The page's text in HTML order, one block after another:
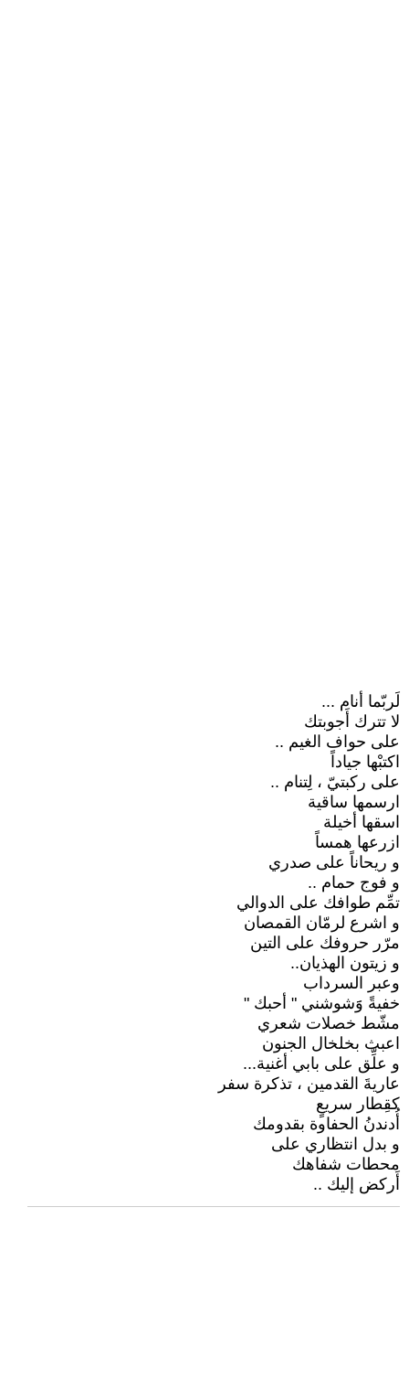
لَربّما أنام ...
لا تترك أَجوبتك
على حواف الغيم ..
اكتبْها جياداً
على ركبتيّ ، لِتنام ..
ارسمها ساقية
اسقها أخيلة
ازرعها همساً
و ريحاناً على صدري
و فوج حمام ..
تمِّم طوافك على الدوالي
و اشرع لرمّان القمصان
مرّر حروفك على التين
و زيتون الهذيان..
وعبر السرداب
خفيةً وََشوشني " أحبك "
مشّط خصلات شعري
اعبث بخلخال الجنون
و علِّق على بابي أغنية...
عاريةَ القدمين ، تذكرة سفر
كقِطار سريعٍ
أُدندنُ الحفاوة بقدومك
و بدل انتظاري على
محطات شفاهك
أَركض إليك ..